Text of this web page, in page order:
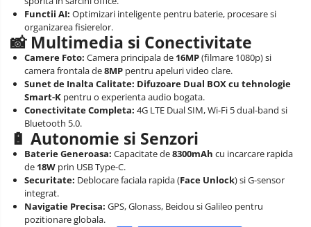
Functii AI: Optimizari inteligente pentru baterie, procesare si
organizarea fisierelor.
📸 Multimedia si Conectivitate
Camere Foto: Camera principala de 16MP(filmare 1080p) si
camera frontala de8MP pentru apeluri video clare.
Sunet de Inalta Calitate: Difuzoare Dual BOX cu tehnologie
Smart-K pentru o experienta audio bogata.
Conectivitate Completa: 4G LTE Dual SIM, Wi-Fi 5 dual-band si
Bluetooth 5.0.
🔋 Autonomie si Senzori
Baterie Generoasa: Capacitate de8300mAh cu incarcare rapida
de 18W prin USB Type-C.
Securitate: Deblocare faciala rapida (Face Unlock) si G-sensor
integrat.
Navigatie Precisa: GPS, Glonass, Beidou si Galileo pentru
pozitionare globala.